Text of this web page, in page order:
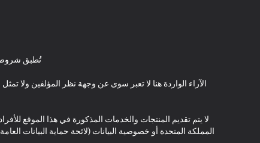
تُطبق شروط
الآراء الواردة هنا لا تعبر سوى عن وجهة نظر المؤلفين ولا
لا يتم تقديم المنتجات والخدمات المذكورة في هذا الموقع
المملكة المتحدة أو خصوصية البيانات (لائحة حماية البيانات